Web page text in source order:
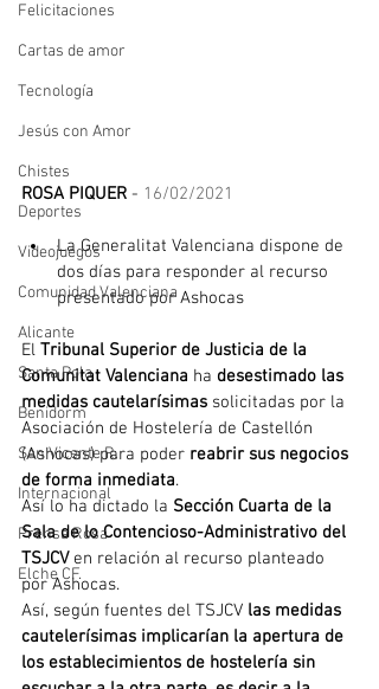
Felicitaciones
Cartas de amor
Tecnología
Jesús con Amor
Chistes
Deportes
Videojuegos
Comunidad Valenciana
Alicante
Santa Pola
Benidorm
San Vicente R.
Internacional
Prensa Rosa
Elche CF.
ROSA PIQUER - 16/02/2021
La Generalitat Valenciana dispone de
dos días para responder al recurso
presentado por Ashocas
El Tribunal Superior de Justicia de la
Comunitat Valenciana ha desestimado las
medidas cautelarísimas solicitadas por la
Asociación de Hostelería de Castellón
(Ashocas) para poder reabrir sus negocios
de forma inmediata.
Así lo ha dictado la Sección Cuarta de la
Sala de lo Contencioso-Administrativo del
TSJCV en relación al recurso planteado
por Ashocas.
Así, según fuentes del TSJCV las medidas
cautelerísimas implicarían la apertura de
los establecimientos de hostelería sin